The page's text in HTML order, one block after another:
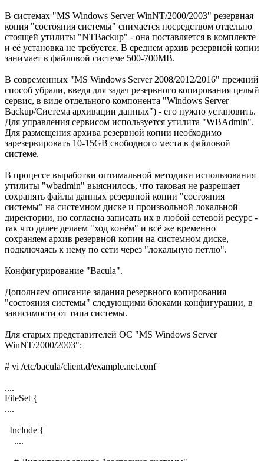
В системах "MS Windows Server WinNT/2000/2003" резервная
копия "состояния системы" снимается посредством отдельно
стоящей утилиты "NTBackup" - она поставляется в комплекте
и её установка не требуется. В среднем архив резервной копии
занимает в файловой системе 500-700MB.
В современных "MS Windows Server 2008/2012/2016" прежний
способ убрали, введя для задач резервного копирования целый
сервис, в виде отдельного компонента "Windows Server
Backup/Система архивации данных") - его нужно установить.
Для управления сервисом используется утилита "WBAdmin".
Для размещения архива резервной копии необходимо
зарезервировать 10-15GB свободного места в файловой
системе.
В процессе выработки оптимальной методики использования
утилиты "wbadmin" выяснилось, что таковая не разрешает
сохранять файлы данных резервной копии "состояния
системы" на системном диске и произвольной локальной
директории, но согласна записать их в любой сетевой ресурс -
так что далее делаем "ход конём" и всё же временно
сохраняем архив резервной копии на системном диске,
подключаясь к нему по сети через "локальную петлю".
Конфигурирование "Bacula".
Дополняем описание задания резервного копирования
"состояния системы" следующими блоками конфигурации, в
зависимости от типа системы.
Для старых представителей ОС "MS Windows Server
WinNT/2000/2003":
# vi /etc/bacula/client.d/example.net.conf
....
FileSet {
....
Include {
....